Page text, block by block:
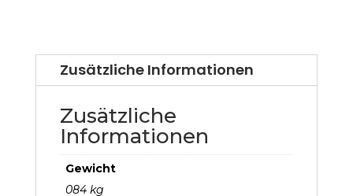
Zusätzliche Informationen
Zusätzliche
Informationen
Gewicht
084 kg